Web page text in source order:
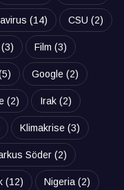
(14) CSU (2)
(3) Film (3)
Google (2)
(2) Irak (2)
Klimakrise (3)
Söder (2)
(12) Nigeria(2)